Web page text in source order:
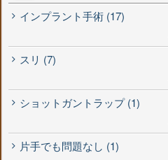
インプラント手術 (17)
スリ (7)
ショットガントラップ (1)
片手でも問題なし (1)